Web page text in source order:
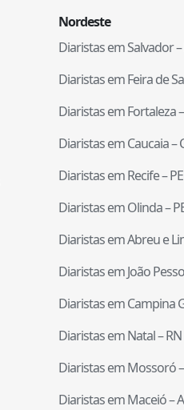
Nordeste
Diaristas emSalvador–
Diaristas emFeira de
Diaristas emFortaleza–
Diaristas emCaucaia–
Diaristas emRecife–PE
Diaristas emOlinda–
Diaristas emAbreu e
Diaristas emJoão
Diaristas emCampina
Diaristas emNatal–RN
Diaristas emMossoró–
Diaristas emMaceió–